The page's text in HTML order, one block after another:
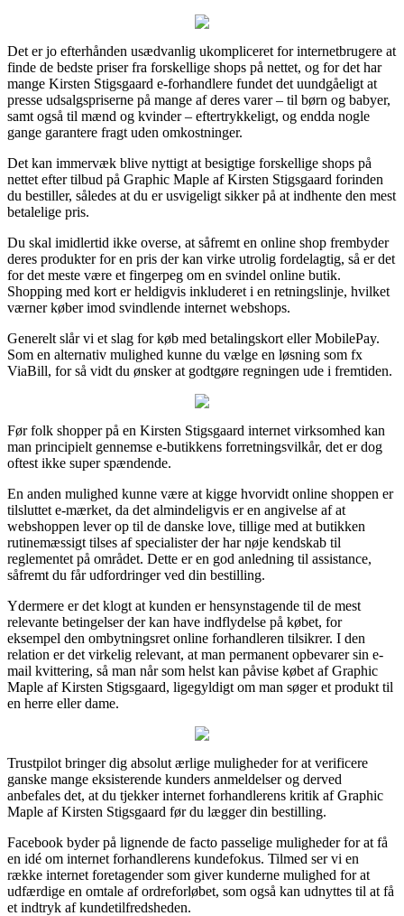
Det er jo efterhånden usædvanlig ukompliceret for internetbrugere at
finde de bedste priser fra forskellige shops på nettet, og for det har
mange Kirsten Stigsgaard e-forhandlere fundet det uundgåeligt at
presse udsalgspriserne på mange af deres varer – til børn og babyer,
samt også til mænd og kvinder – eftertrykkeligt, og endda nogle
gange garantere fragt uden omkostninger.
Det kan immervæk blive nyttigt at besigtige forskellige shops på
nettet efter tilbud på Graphic Maple af Kirsten Stigsgaard forinden
du bestiller, således at du er usvigeligt sikker på at indhente den mest
betalelige pris.
Du skal imidlertid ikke overse, at såfremt en online shop frembyder
deres produkter for en pris der kan virke utrolig fordelagtig, så er det
for det meste være et fingerpeg om en svindel online butik.
Shopping med kort er heldigvis inkluderet i en retningslinje, hvilket
værner køber imod svindlende internet webshops.
Generelt slår vi et slag for køb med betalingskort eller MobilePay.
Som en alternativ mulighed kunne du vælge en løsning som fx
ViaBill, for så vidt du ønsker at godtgøre regningen ude i fremtiden.
Før folk shopper på en Kirsten Stigsgaard internet virksomhed kan
man principielt gennemse e-butikkens forretningsvilkår, det er dog
oftest ikke super spændende.
En anden mulighed kunne være at kigge hvorvidt online shoppen er
tilsluttet e-mærket, da det almindeligvis er en angivelse af at
webshoppen lever op til de danske love, tillige med at butikken
rutinemæssigt tilses af specialister der har nøje kendskab til
reglementet på området. Dette er en god anledning til assistance,
såfremt du får udfordringer ved din bestilling.
Ydermere er det klogt at kunden er hensynstagende til de mest
relevante betingelser der kan have indflydelse på købet, for
eksempel den ombytningsret online forhandleren tilsikrer. I den
relation er det virkelig relevant, at man permanent opbevarer sin e-
mail kvittering, så man når som helst kan påvise købet af Graphic
Maple af Kirsten Stigsgaard, ligegyldigt om man søger et produkt til
en herre eller dame.
Trustpilot bringer dig absolut ærlige muligheder for at verificere
ganske mange eksisterende kunders anmeldelser og derved
anbefales det, at du tjekker internet forhandlerens kritik af Graphic
Maple af Kirsten Stigsgaard før du lægger din bestilling.
Facebook byder på lignende de facto passelige muligheder for at få
en idé om internet forhandlerens kundefokus. Tilmed ser vi en
række internet foretagender som giver kunderne mulighed for at
udfærdige en omtale af ordreforløbet, som også kan udnyttes til at få
et indtryk af kundetilfredsheden.